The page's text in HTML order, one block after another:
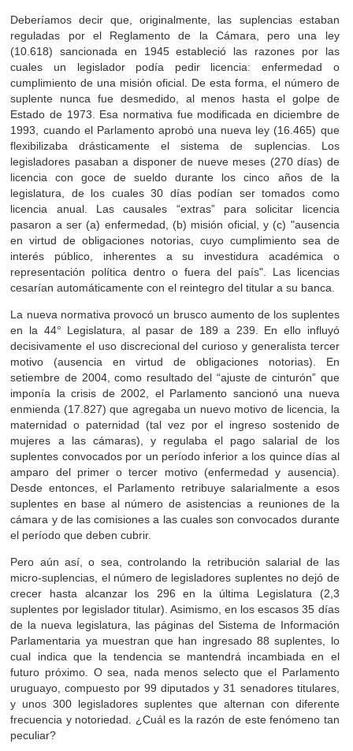
Deberíamos decir que, originalmente, las suplencias estaban
reguladas por el Reglamento de la Cámara, pero una ley
(10.618) sancionada en 1945 estableció las razones por las
cuales un legislador podía pedir licencia: enfermedad o
cumplimiento de una misión oficial. De esta forma, el número de
suplente nunca fue desmedido, al menos hasta el golpe de
Estado de 1973. Esa normativa fue modificada en diciembre de
1993, cuando el Parlamento aprobó una nueva ley (16.465) que
flexibilizaba drásticamente el sistema de suplencias. Los
legisladores pasaban a disponer de nueve meses (270 días) de
licencia con goce de sueldo durante los cinco años de la
legislatura, de los cuales 30 días podían ser tomados como
licencia anual. Las causales “extras” para solicitar licencia
pasaron a ser (a) enfermedad, (b) misión oficial, y (c) "ausencia
en virtud de obligaciones notorias, cuyo cumplimiento sea de
interés público, inherentes a su investidura académica o
representación política dentro o fuera del país". Las licencias
cesarían automáticamente con el reintegro del titular a su banca.
La nueva normativa provocó un brusco aumento de los suplentes
en la 44° Legislatura, al pasar de 189 a 239. En ello influyó
decisivamente el uso discrecional del curioso y generalista tercer
motivo (ausencia en virtud de obligaciones notorias). En
setiembre de 2004, como resultado del “ajuste de cinturón” que
imponía la crisis de 2002, el Parlamento sancionó una nueva
enmienda (17.827) que agregaba un nuevo motivo de licencia, la
maternidad o paternidad (tal vez por el ingreso sostenido de
mujeres a las cámaras), y regulaba el pago salarial de los
suplentes convocados por un período inferior a los quince días al
amparo del primer o tercer motivo (enfermedad y ausencia).
Desde entonces, el Parlamento retribuye salarialmente a esos
suplentes en base al número de asistencias a reuniones de la
cámara y de las comisiones a las cuales son convocados durante
el período que deben cubrir.
Pero aún así, o sea, controlando la retribución salarial de las
micro-suplencias, el número de legisladores suplentes no dejó de
crecer hasta alcanzar los 296 en la última Legislatura (2,3
suplentes por legislador titular). Asimismo, en los escasos 35 días
de la nueva legislatura, las páginas del Sistema de Información
Parlamentaria ya muestran que han ingresado 88 suplentes, lo
cual indica que la tendencia se mantendrá incambiada en el
futuro próximo. O sea, nada menos selecto que el Parlamento
uruguayo, compuesto por 99 diputados y 31 senadores titulares,
y unos 300 legisladores suplentes que alternan con diferente
frecuencia y notoriedad. ¿Cuál es la razón de este fenómeno tan
peculiar?